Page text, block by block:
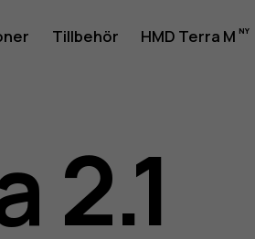
Tillbehör HMD Terra M
2.1